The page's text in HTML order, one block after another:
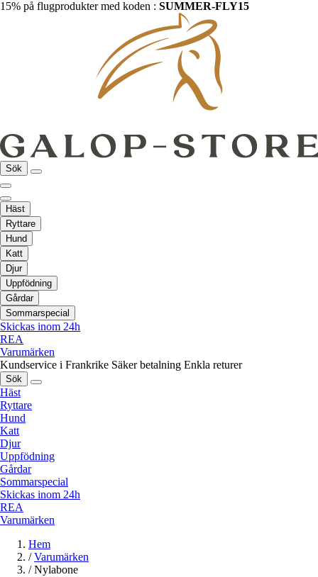
15% på flugprodukter med koden : SUMMER-FLY15
Sök
Häst
Ryttare
Hund
Katt
Djur
Uppfödning
Gårdar
Sommarspecial
Skickas inom 24h
REA
Varumärken
Kundservice i Frankrike Säker betalning Enkla returer
Sök
Häst
Ryttare
Hund
Katt
Djur
Uppfödning
Gårdar
Sommarspecial
Skickas inom 24h
REA
Varumärken
Hem
/ Varumärken
/ Nylabone